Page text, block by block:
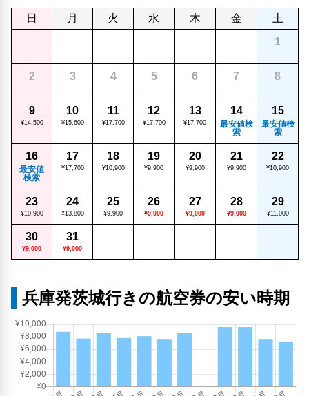
日 月 火 水 木 金
土
1
2 3 4 5 6 7 8
9
¥14,500
10
¥15,600
11
¥17,700
12
¥17,700
13
¥17,700
14
最安値検
索
15
最安値検
索
16
最安値
検索
17
¥17,700
18
¥10,900
19
¥9,900
20
¥9,900
21
¥9,900
22
¥10,900
23
¥10,900
24
¥13,800
25
¥9,900
26
¥9,000
27
¥9,000
28
¥9,000
29
¥11,000
30
¥9,000
31
¥9,000
兵庫発茨城行きの航空券の安い時期